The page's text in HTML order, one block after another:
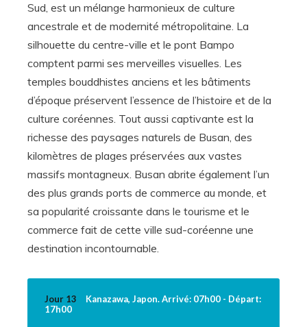
Sud, est un mélange harmonieux de culture
ancestrale et de modernité métropolitaine. La
silhouette du centre-ville et le pont Bampo
comptent parmi ses merveilles visuelles. Les
temples bouddhistes anciens et les bâtiments
d’époque préservent l’essence de l’histoire et de la
culture coréennes. Tout aussi captivante est la
richesse des paysages naturels de Busan, des
kilomètres de plages préservées aux vastes
massifs montagneux. Busan abrite également l’un
des plus grands ports de commerce au monde, et
sa popularité croissante dans le tourisme et le
commerce fait de cette ville sud-coréenne une
destination incontournable.
Jour 13
Kanazawa, Japon. Arrivé: 07h00 - Départ:
17h00